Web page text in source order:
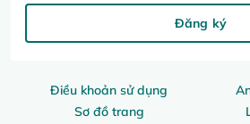
Điều khoản sử dụng
Sơ đồ trang
Đăng ký